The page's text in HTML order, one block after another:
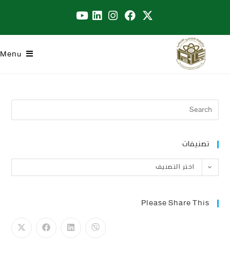
Menu
تصنيفات
اختر التصنيف
Please Share This